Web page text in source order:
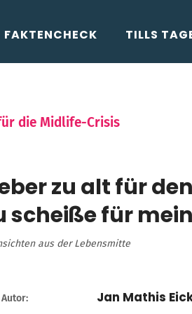
FAKTENCHECK TILLS
die Midlife-Crisis
zu alt für
scheiße für
aus der Lebensmitte
Autor: Jan Mathis